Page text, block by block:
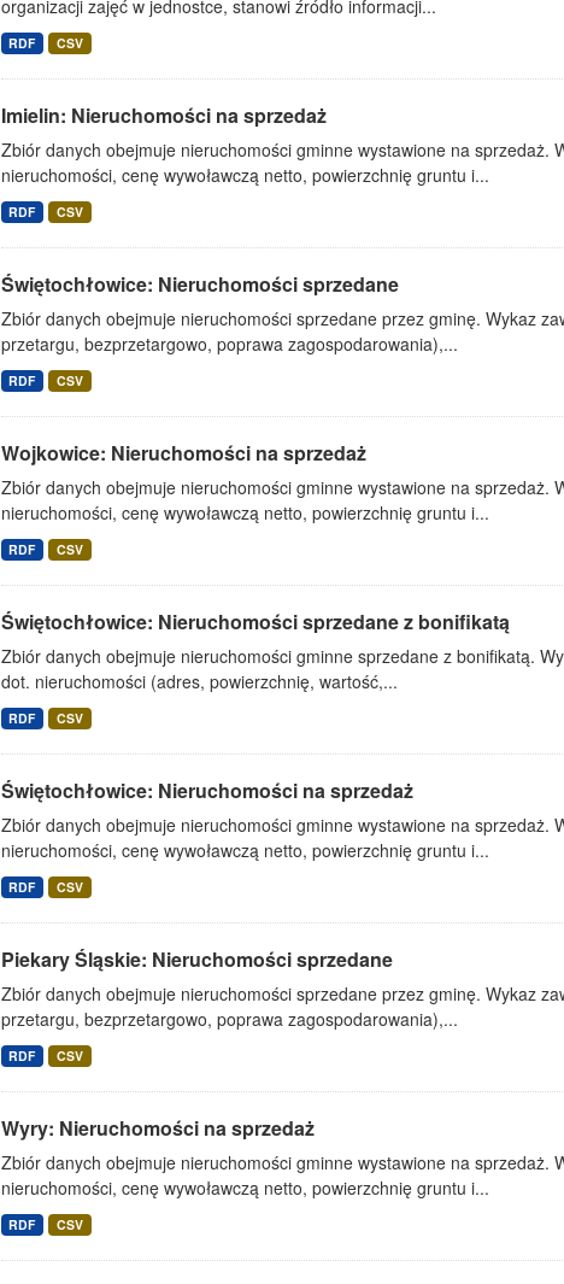
organizacji zajęć w jednostce, stanowi źródło informacji...
RDF CSV
Imielin: Nieruchomości na sprzedaż
Zbiór danych obejmuje nieruchomości gminne wystawione na sprzedaż.
nieruchomości, cenę wywoławczą netto, powierzchnię gruntu i...
RDF CSV
Świętochłowice: Nieruchomości sprzedane
Zbiór danych obejmuje nieruchomości sprzedane przez gminę. Wykaz
przetargu, bezprzetargowo, poprawa zagospodarowania),...
RDF CSV
Wojkowice: Nieruchomości na sprzedaż
Zbiór danych obejmuje nieruchomości gminne wystawione na sprzedaż.
nieruchomości, cenę wywoławczą netto, powierzchnię gruntu i...
RDF CSV
Świętochłowice: Nieruchomości sprzedane z bonifikatą
Zbiór danych obejmuje nieruchomości gminne sprzedane z bonifikatą.
dot. nieruchomości (adres, powierzchnię, wartość,...
RDF CSV
Świętochłowice: Nieruchomości na sprzedaż
Zbiór danych obejmuje nieruchomości gminne wystawione na sprzedaż.
nieruchomości, cenę wywoławczą netto, powierzchnię gruntu i...
RDF CSV
Piekary Śląskie: Nieruchomości sprzedane
Zbiór danych obejmuje nieruchomości sprzedane przez gminę. Wykaz
przetargu, bezprzetargowo, poprawa zagospodarowania),...
RDF CSV
Wyry: Nieruchomości na sprzedaż
Zbiór danych obejmuje nieruchomości gminne wystawione na sprzedaż.
nieruchomości, cenę wywoławczą netto, powierzchnię gruntu i...
RDF CSV